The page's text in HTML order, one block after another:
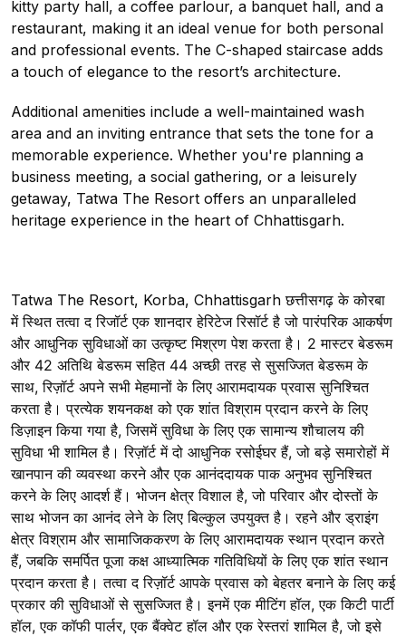
kitty party hall, a coffee parlour, a banquet hall, and a
restaurant, making it an ideal venue for both personal
and professional events. The C-shaped staircase adds
a touch of elegance to the resort’s architecture.
Additional amenities include a well-maintained wash
area and an inviting entrance that sets the tone for a
memorable experience. Whether you're planning a
business meeting, a social gathering, or a leisurely
getaway, Tatwa The Resort offers an unparalleled
heritage experience in the heart of Chhattisgarh.
Tatwa The Resort, Korba, Chhattisgarh छत्तीसगढ़ के कोरबा
में स्थित तत्वा द रिजॉर्ट एक शानदार हेरिटेज रिसॉर्ट है जो पारंपरिक आकर्षण
और आधुनिक सुविधाओं का उत्कृष्ट मिश्रण पेश करता है। 2 मास्टर बेडरूम
और 42 अतिथि बेडरूम सहित 44 अच्छी तरह से सुसज्जित बेडरूम के
साथ, रिज़ॉर्ट अपने सभी मेहमानों के लिए आरामदायक प्रवास सुनिश्चित
करता है। प्रत्येक शयनकक्ष को एक शांत विश्राम प्रदान करने के लिए
डिज़ाइन किया गया है, जिसमें सुविधा के लिए एक सामान्य शौचालय की
सुविधा भी शामिल है। रिज़ॉर्ट में दो आधुनिक रसोईघर हैं, जो बड़े समारोहों में
खानपान की व्यवस्था करने और एक आनंददायक पाक अनुभव सुनिश्चित
करने के लिए आदर्श हैं। भोजन क्षेत्र विशाल है, जो परिवार और दोस्तों के
साथ भोजन का आनंद लेने के लिए बिल्कुल उपयुक्त है। रहने और ड्राइंग
क्षेत्र विश्राम और सामाजिककरण के लिए आरामदायक स्थान प्रदान करते
हैं, जबकि समर्पित पूजा कक्ष आध्यात्मिक गतिविधियों के लिए एक शांत स्थान
प्रदान करता है। तत्वा द रिज़ॉर्ट आपके प्रवास को बेहतर बनाने के लिए कई
प्रकार की सुविधाओं से सुसज्जित है। इनमें एक मीटिंग हॉल, एक किटी पार्टी
हॉल, एक कॉफी पार्लर, एक बैंक्वेट हॉल और एक रेस्तरां शामिल है, जो इसे